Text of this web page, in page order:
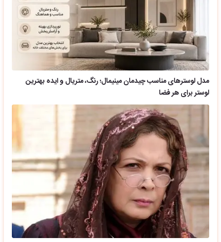
مدل لوسترهای مناسب چیدمان مینیمال؛ رنگ، متریال و ایده بهترین
لوستر برای هر فضا